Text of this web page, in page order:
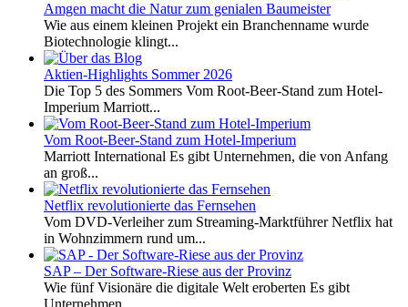
Amgen macht die Natur zum genialen Baumeister
Wie aus einem kleinen Projekt ein Branchenname wurde
Biotechnologie klingt...
Aktien-Highlights Sommer 2026
Die Top 5 des Sommers Vom Root-Beer-Stand zum Hotel-
Imperium Marriott...
Vom Root-Beer-Stand zum Hotel-Imperium
Marriott International Es gibt Unternehmen, die von Anfang
an groß...
Netflix revolutionierte das Fernsehen
Vom DVD-Verleiher zum Streaming-Marktführer Netflix hat
in Wohnzimmern rund um...
SAP – Der Software-Riese aus der Provinz
Wie fünf Visionäre die digitale Welt eroberten Es gibt